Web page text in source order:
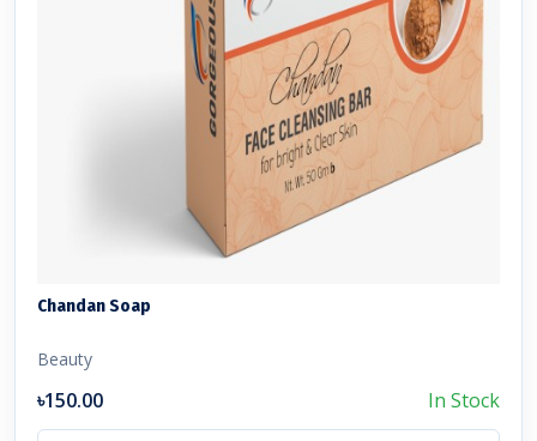
Chandan Soap
Beauty
৳150.00 In Stock